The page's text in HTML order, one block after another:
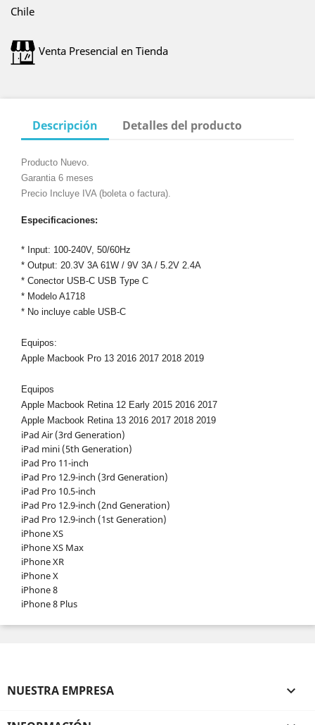
Chile
Venta Presencial en Tienda
Descripción Detalles del producto
Producto Nuevo.
Garantia 6 meses
Precio Incluye IVA (boleta o factura).
Especificaciones:
* Input: 100-240V, 50/60Hz
* Output: 20.3V 3A 61W / 9V 3A / 5.2V 2.4A
* Conector USB-C USB Type C
* Modelo A1718
* No incluye cable USB-C
Equipos:
Apple Macbook Pro 13 2016 2017 2018 2019
Equipos
Apple Macbook Retina 12 Early 2015 2016 2017
Apple Macbook Retina 13 2016 2017 2018 2019
iPad Air (3rd Generation)
iPad mini (5th Generation)
iPad Pro 11-inch
iPad Pro 12.9-inch (3rd Generation)
iPad Pro 10.5-inch
iPad Pro 12.9-inch (2nd Generation)
iPad Pro 12.9-inch (1st Generation)
iPhone XS
iPhone XS Max
iPhone XR
iPhone X
iPhone 8
iPhone 8 Plus
NUESTRA EMPRESA 